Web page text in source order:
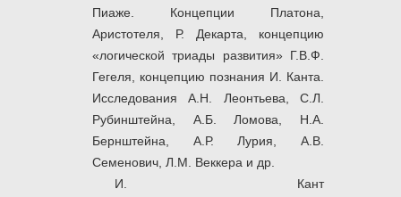
Пиаже. Концепции Платона,
Аристотеля, Р. Декарта, концепцию
«логической триады развития» Г.В.Ф.
Гегеля, концепцию познания И. Канта.
Исследования А.Н. Леонтьева, С.Л.
Рубинштейна, А.Б. Ломова, Н.А.
Бернштейна, А.Р. Лурия, А.В.
Семенович, Л.М. Веккера и др.
И. Кант